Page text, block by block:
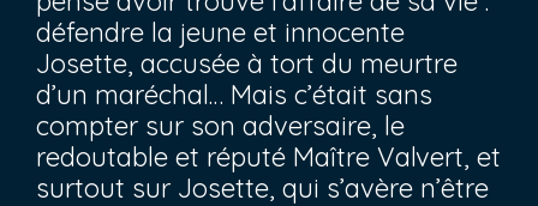
défendre la jeune et innocente
Josette, accusée à tort du meurtre
d’un maréchal… Mais c’était sans
compter sur son adversaire, le
redoutable et réputé Maître Valvert, et
surtout sur Josette, qui s’avère n’être